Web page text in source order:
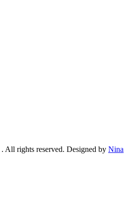
. All rights reserved. Designed by Nina